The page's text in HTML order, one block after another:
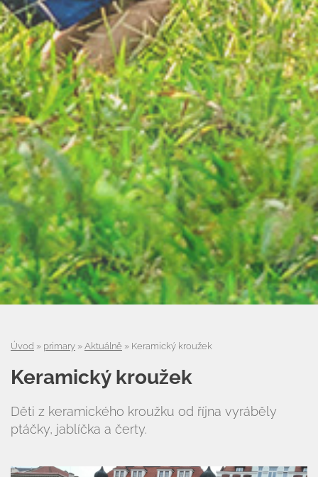
Úvod » primary » Aktuálně » Keramický kroužek
Keramický kroužek
Děti z keramického kroužku od října vyráběly
ptáčky, jablíčka a čerty.